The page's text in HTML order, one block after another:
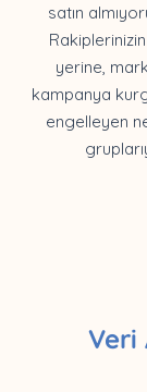
satın
yerine,
kampanya
engelleyen
Veri